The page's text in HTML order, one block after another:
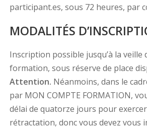
participant.es, sous 72 heures, par
MODALITÉS
Inscription possible jusqu’à la veille
formation, sous réserve de place
Attention. Néanmoins, dans le
par MON COMPTE FORMATION,
délai de quatorze jours pour
rétractation, donc vous devez vous